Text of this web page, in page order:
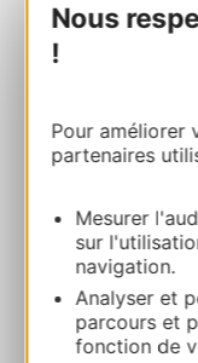
Nous
!
Pour améliorer
partenaires
Mesurer
sur
navigation.
Analyser et
parcours et
fonction de
Les
Bereken